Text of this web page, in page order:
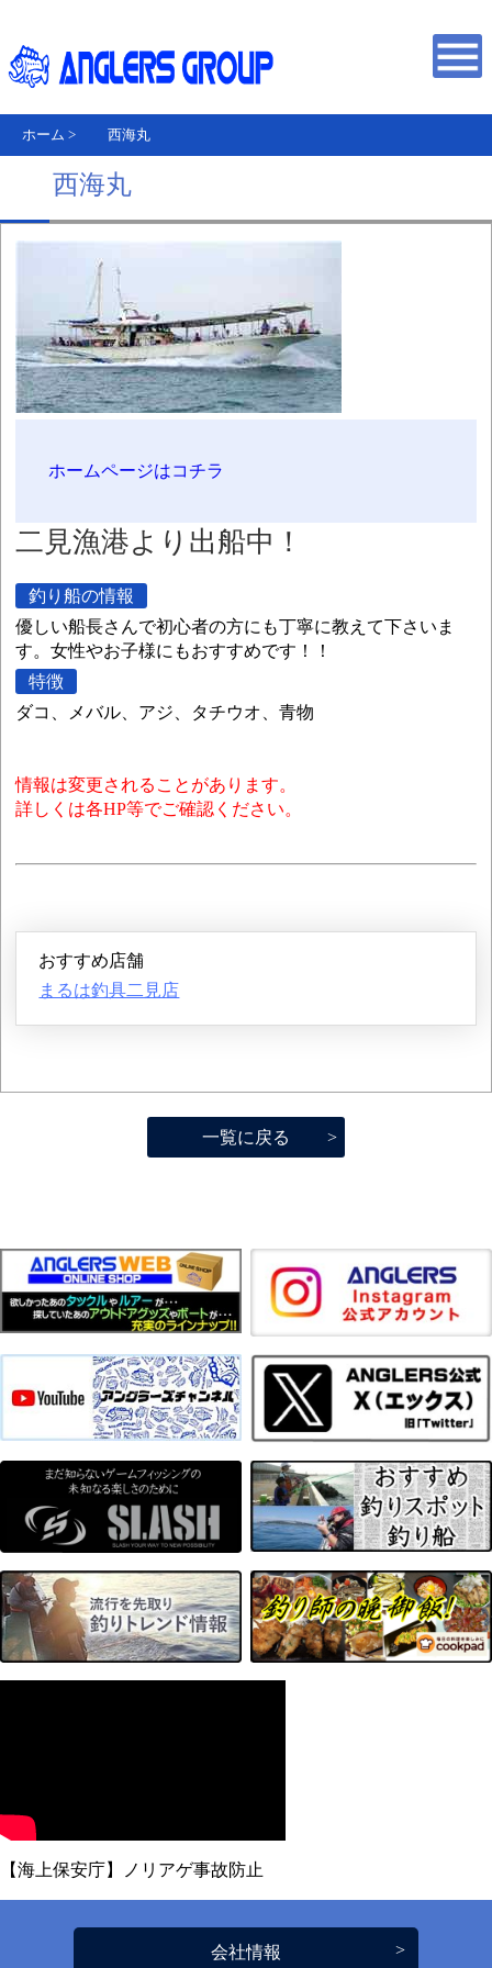
ホーム > 西海丸
西海丸
ホームページはコチラ
二見漁港より出船中！
釣り船の情報
優しい船長さんで初心者の方にも丁寧に教えて下さいま
す。女性やお子様にもおすすめです！！
特徴
ダコ、メバル、アジ、タチウオ、青物
情報は変更されることがあります。
詳しくは各HP等でご確認ください。
おすすめ店舗
まるは釣具二見店
一覧に戻る
【海上保安庁】ノリアゲ事故防止
会社情報